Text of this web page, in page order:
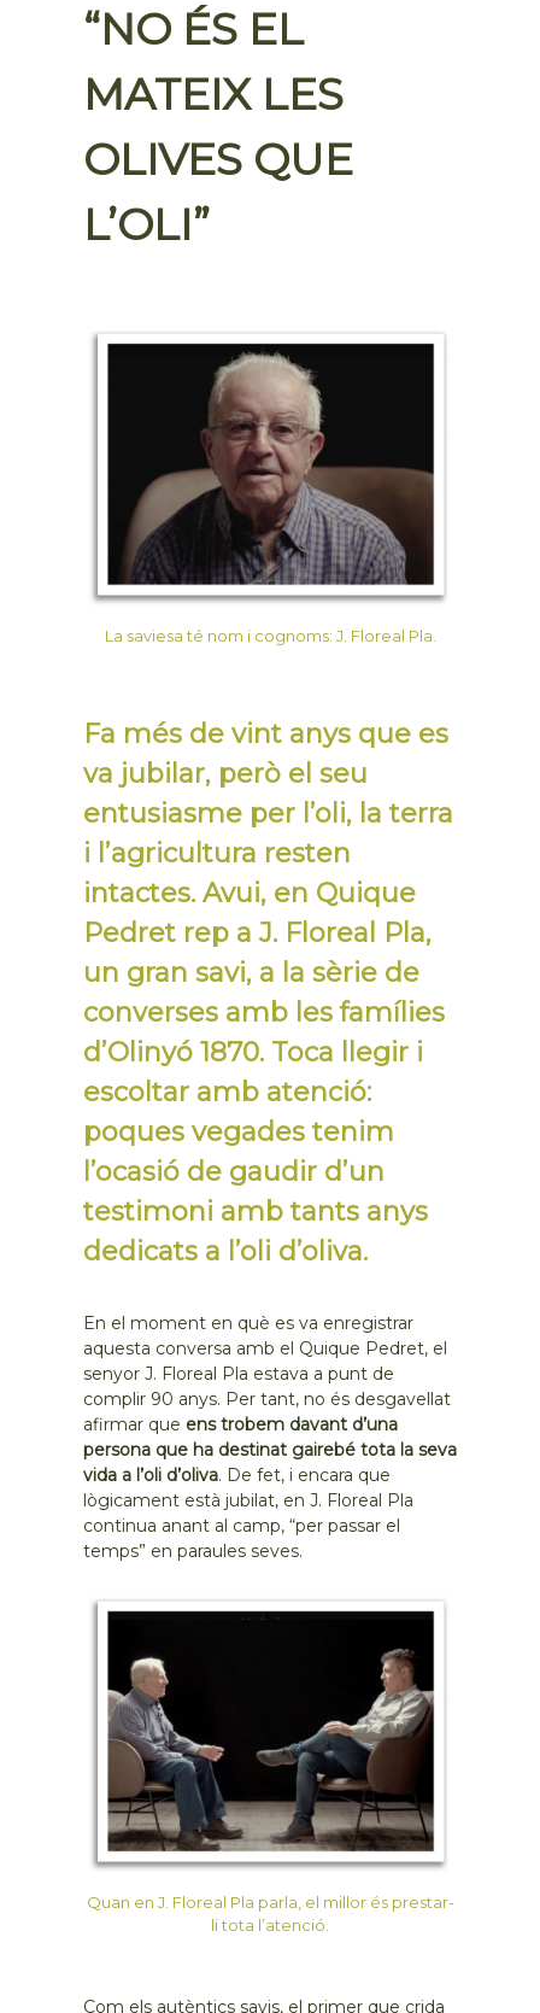
“NO ÉS EL
MATEIX LES
OLIVES QUE
L’OLI”
La saviesa té nom i cognoms: J. Floreal Pla.
Fa més de vint anys que es
va jubilar, però el seu
entusiasme per l’oli, la terra
i l’agricultura resten
intactes. Avui, en Quique
Pedret rep a J. Floreal Pla,
un gran savi, a la sèrie de
converses amb les famílies
d’Olinyó 1870. Toca llegir i
escoltar amb atenció:
poques vegades tenim
l’ocasió de gaudir d’un
testimoni amb tants anys
dedicats a l’oli d’oliva.
En el moment en què es va enregistrar
aquesta conversa amb el Quique Pedret, el
senyor J. Floreal Pla estava a punt de
complir 90 anys. Per tant, no és desgavellat
afirmar que ens trobem davant d’una
persona que ha destinat gairebé tota la seva
vida a l’oli d’oliva. De fet, i encara que
lògicament està jubilat, en J. Floreal Pla
continua anant al camp, “per passar el
temps” en paraules seves.
Quan en J. Floreal Pla parla, el millor és prestar-
li tota l’atenció.
Com els autèntics savis, el primer que crida